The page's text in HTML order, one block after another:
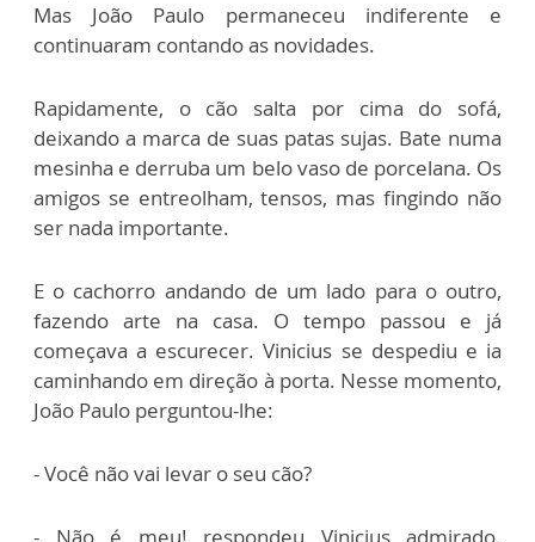
Mas João Paulo permaneceu indiferente e
continuaram contando as novidades.
Rapidamente, o cão salta por cima do sofá,
deixando a marca de suas patas sujas. Bate numa
mesinha e derruba um belo vaso de porcelana. Os
amigos se entreolham, tensos, mas fingindo não
ser nada importante.
E o cachorro andando de um lado para o outro,
fazendo arte na casa. O tempo passou e já
começava a escurecer. Vinicius se despediu e ia
caminhando em direção à porta. Nesse momento,
João Paulo perguntou-lhe:
- Você não vai levar o seu cão?